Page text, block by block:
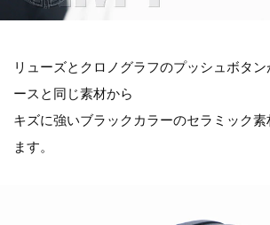
リューズとクロノグラフのプッシュボタ
ースと同じ素材から
キズに強いブラックカラーのセラミック
ます。